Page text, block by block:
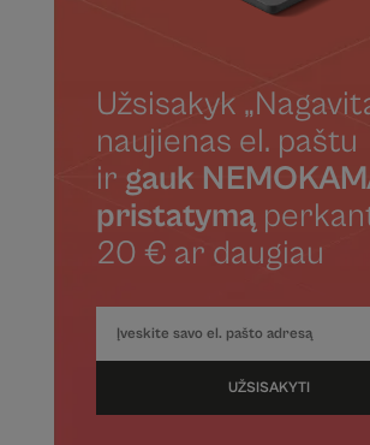
Užsisakyk
naujienas el. paštu
ir gauk
pristatymą
20 € ar daugiau
UŽSISAKYTI